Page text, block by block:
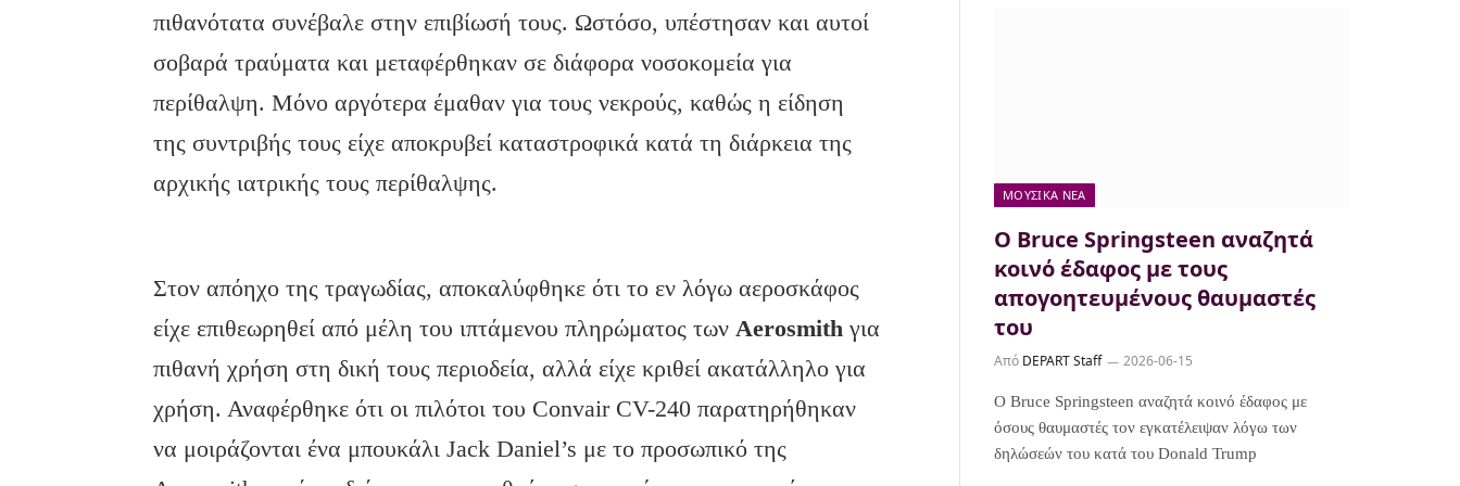
πιθανότατα συνέβαλε στην επιβίωσή τους. Ωστόσο, υπέστησαν και αυτοί
σοβαρά τραύματα και μεταφέρθηκαν σε διάφορα νοσοκομεία για
περίθαλψη. Μόνο αργότερα έμαθαν για τους νεκρούς, καθώς η είδηση
της συντριβής τους είχε αποκρυβεί καταστροφικά κατά τη διάρκεια της
αρχικής ιατρικής τους περίθαλψης.
Στον απόηχο της τραγωδίας, αποκαλύφθηκε ότι το εν λόγω αεροσκάφος
είχε επιθεωρηθεί από μέλη του ιπτάμενου πληρώματος τωνAerosmithγια
πιθανή χρήση στη δική τους περιοδεία, αλλά είχε κριθεί ακατάλληλο για
χρήση. Αναφέρθηκε ότι οι πιλότοι του Convair CV-240 παρατηρήθηκαν
να μοιράζονται ένα μπουκάλι Jack Daniel’s με το προσωπικό της
ΜΟΥΣΙΚΆ ΝΈΑ
Ο Bruce Springsteen αναζητά
κοινό έδαφος με τους
απογοητευμένους θαυμαστές
του
Από DEPART Staff 2026-06-15
Ο Bruce Springsteen αναζητά κοινό έδαφος με
όσους θαυμαστές τον εγκατέλειψαν λόγω των
δηλώσεών του κατά του Donald Trump